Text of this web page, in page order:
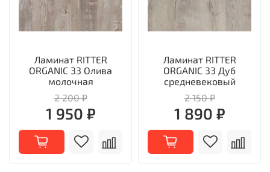
Ламинат RITTER
ORGANIC 33 Олива
молочная
2 200 ₽
1 950 ₽
Ламинат RITTER
ORGANIC 33 Дуб
средневековый
2 150 ₽
1 890 ₽